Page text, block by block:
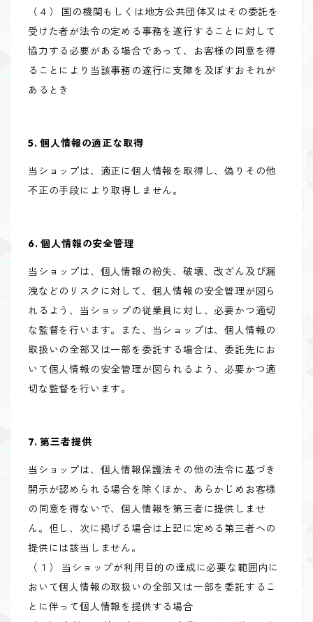
（４） 国の機関もしくは地方公共団体又はその委託を
受けた者が法令の定める事務を遂行することに対して
協力する必要がある場合であって、お客様の同意を得
ることにより当該事務の遂行に支障を及ぼすおそれが
あるとき
5. 個人情報の適正な取得
当ショップは、適正に個人情報を取得し、偽りその他
不正の手段により取得しません。
6. 個人情報の安全管理
当ショップは、個人情報の紛失、破壊、改ざん及び漏
洩などのリスクに対して、個人情報の安全管理が図ら
れるよう、当ショップの従業員に対し、必要かつ適切
な監督を行います。また、当ショップは、個人情報の
取扱いの全部又は一部を委託する場合は、委託先にお
いて個人情報の安全管理が図られるよう、必要かつ適
切な監督を行います。
7. 第三者提供
当ショップは、個人情報保護法その他の法令に基づき
開示が認められる場合を除くほか、あらかじめお客様
の同意を得ないで、個人情報を第三者に提供しませ
ん。但し、次に掲げる場合は上記に定める第三者への
提供には該当しません。
（１） 当ショップが利用目的の達成に必要な範囲内に
おいて個人情報の取扱いの全部又は一部を委託するこ
とに伴って個人情報を提供する場合